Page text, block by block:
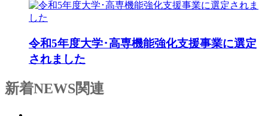
令和5年度大学･高専機能強化支援事業に選定
されました
新着NEWS関連